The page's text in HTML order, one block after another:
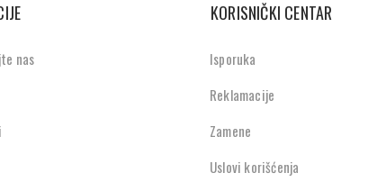
nas
KORISNIČKI CENTAR
Isporuka
Reklamacije
Zamene
Uslovi korišćenja